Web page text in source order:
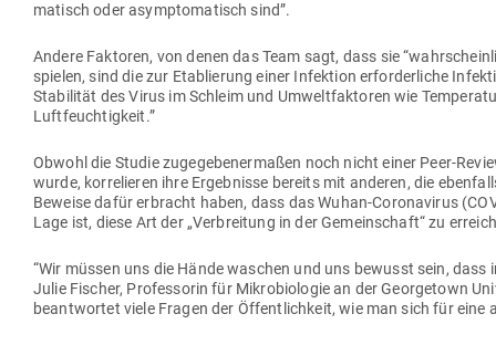
ma­tisch oder asym­pto­ma­tisch sind”.
Andere Fak­toren, von denen das Team sagt, dass sie
spielen, sind die zur Eta­blierung einer Infektion erfor­der­liche
Sta­bi­lität des Virus im Schleim und Umwelt­fak­toren wie
Luftfeuchtigkeit.”
Obwohl die Studie zuge­ge­be­ner­maßen noch nicht einer Peer-
wurde, kor­re­lieren ihre Ergeb­nisse bereits mit anderen, die
Beweise dafür erbracht haben, dass das Wuhan-Coro­na­virus
Lage ist, diese Art der „Ver­breitung in der Gemein­schaft“ zu
“Wir müssen uns die Hände waschen und uns bewusst sein,
Julie Fischer, Pro­fes­sorin für Mikro­bio­logie an der Georgetown
beant­wortet viele Fragen der Öffent­lichkeit, wie man sich für eine